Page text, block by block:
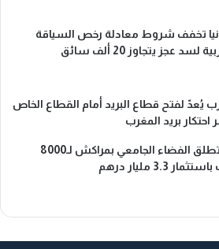
تخفف شروط معادلة رخص السياقة
لسد عجز يتجاوز 20 ألف سائق
يُعدّ لفتح قطاع البريد أمام القطاع الخاص
بريد المغرب
UIR تطلق الفضاء الجامعي بمراكش لـ8000
3.3 مليار درهم